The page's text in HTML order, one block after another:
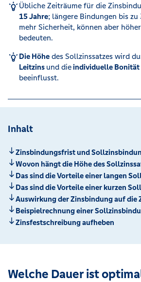
Übliche Zeiträume für die
15 Jahre; längere Bindungen bis zu
mehr Sicherheit, können aber
bedeuten.
Die Höhedes Sollzinssatzes wird
Leitzins und dieindividuelle Bonität
beeinflusst. ​
Inhalt
Zinsbindungsfrist und
Wovon hängt die Höhe des
Das sind die Vorteile einer langen
Das sind die Vorteile einer kurzen
Auswirkung der Zinsbindung auf die
Beispielrechnung einer
Zinsfestschreibung aufheben
Welche Dauer ist